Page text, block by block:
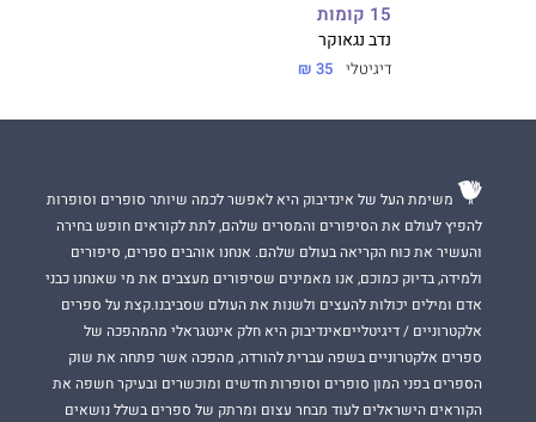
15 קומות
נדב נגאוקר
דיגיטלי 35 ₪
משימת העל של אינדיבוק היא לאפשר לכמה שיותר סופרים וסופרות
להפיץ לעולם את הסיפורים והמסרים שלהם, לתת לקוראים חופש בחירה
והעשיר את כוח הקריאה בעולם שלהם. אנחנו אוהבים ספרים, סיפורים
ולמידה, בדיוק כמוכם, אנו מאמינים שסיפורים מעצבים את מי שאנחנו כבני
אדם ומילים יכולות להעצים ולשנות את העולם שסביבנו.קצת על ספרים
אלקטרוניים / דיגיטלייםאינדיבוק היא חלק אינטגראלי מהמהפכה של
ספרים אלקטרוניים בשפה עברית להורדה, מהפכה אשר פתחה את שוק
הספרים בפני המון סופרים וסופרות חדשים ומוכשרים ובעיקר חשפה את
הקוראים הישראלים לעוד מבחר עצום ומרתק של ספרים בשלל נושאים